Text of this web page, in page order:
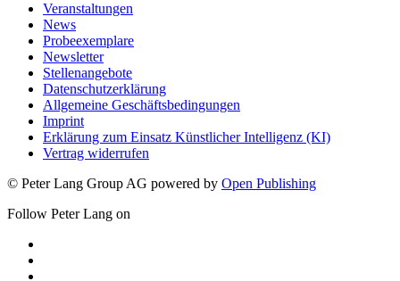
Veranstaltungen
News
Probeexemplare
Newsletter
Stellenangebote
Datenschutzerklärung
Allgemeine Geschäftsbedingungen
Imprint
Erklärung zum Einsatz Künstlicher Intelligenz (KI)
Vertrag widerrufen
© Peter Lang Group AG powered by Open Publishing
Follow Peter Lang on